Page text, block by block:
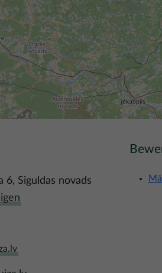
6, Siguldas novads